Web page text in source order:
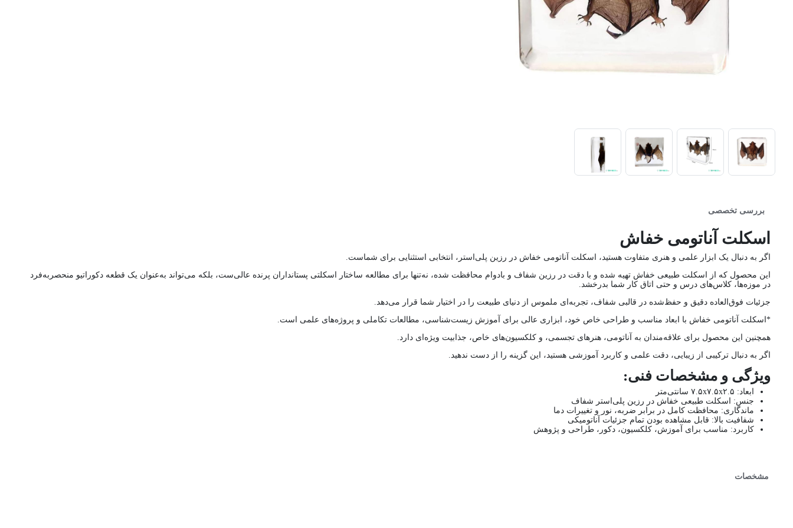
بررسی تخصصی
اسکلت آناتومی خفاش
اگر به دنبال یک ابزار علمی و هنری متفاوت هستید، اسکلت آناتومی خفاش در رزین پلی‌استر، انتخابی استثنایی برای شماست.
این محصول که از اسکلت طبیعی خفاش تهیه شده و با دقت در رزین شفاف و بادوام محافظت شده، نه‌تنها برای مطالعه ساختار اسکلتی پستانداران پرنده عالی‌ست، بلکه می‌تواند به‌عنوان یک قطعه دکوراتیو منحصربه‌فرد
در موزه‌ها، کلاس‌های درس و حتی اتاق کار شما بدرخشد.
جزئیات فوق‌العاده دقیق و حفظ‌شده در قالبی شفاف، تجربه‌ای ملموس از دنیای طبیعت را در اختیار شما قرار می‌دهد.
*اسکلت آناتومی خفاش با ابعاد مناسب و طراحی خاص خود، ابزاری عالی برای آموزش زیست‌شناسی، مطالعات تکاملی و پروژه‌های علمی است.
همچنین این محصول برای علاقه‌مندان به آناتومی، هنرهای تجسمی، و کلکسیون‌های خاص، جذابیت ویژه‌ای دارد.
اگر به دنبال ترکیبی از زیبایی، دقت علمی و کاربرد آموزشی هستید، این گزینه را از دست ندهید.
ویژگی و مشخصات فنی:
ابعاد: ۷.۵x۷.۵x۲.۵ سانتی‌متر
جنس: اسکلت طبیعی خفاش در رزین پلی‌استر شفاف
ماندگاری: محافظت کامل در برابر ضربه، نور و تغییرات دما
شفافیت بالا: قابل مشاهده بودن تمام جزئیات آناتومیکی
کاربرد: مناسب برای آموزش، کلکسیون، دکور، طراحی و پژوهش
مشخصات